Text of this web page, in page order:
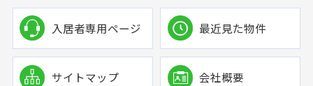
入居者専用ページ 最近見た物件
サイトマップ 会社概要